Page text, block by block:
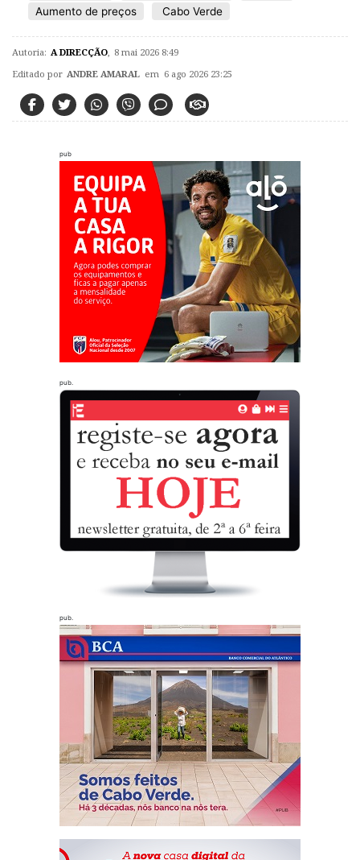
Aumento de preços
Cabo Verde
Autoria: A DIRECÇÃO, 8 mai 2026 8:49
Editado por ANDRE AMARAL em 6 ago 2026 23:25
pub
pub.
pub.